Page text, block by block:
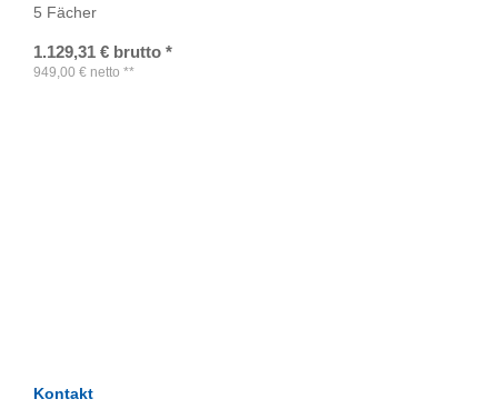
5 Fächer
1.129,31 € brutto *
949,00 € netto **
Kontakt